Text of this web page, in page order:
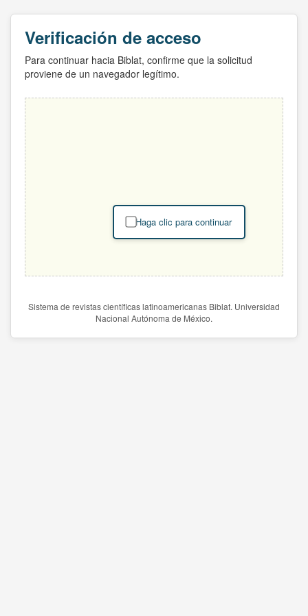
Verificación de acceso
Para continuar hacia Biblat, confirme que la solicitud
proviene de un navegador legítimo.
Haga clic para continuar
Sistema de revistas científicas latinoamericanas Biblat. Universidad
Nacional Autónoma de México.